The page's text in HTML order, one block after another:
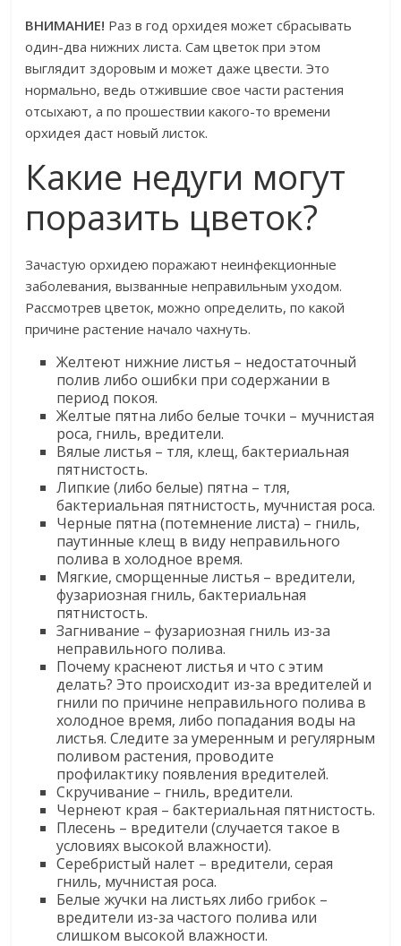
ВНИМАНИЕ! Раз в год орхидея может сбрасывать
один-два нижних листа. Сам цветок при этом
выглядит здоровым и может даже цвести. Это
нормально, ведь отжившие свое части растения
отсыхают, а по прошествии какого-то времени
орхидея даст новый листок.
Какие недуги могут
поразить цветок?
Зачастую орхидею поражают неинфекционные
заболевания, вызванные неправильным уходом.
Рассмотрев цветок, можно определить, по какой
причине растение начало чахнуть.
Желтеют нижние листья – недостаточный
полив либо ошибки при содержании в
период покоя.
Желтые пятна либо белые точки – мучнистая
роса, гниль, вредители.
Вялые листья – тля, клещ, бактериальная
пятнистость.
Липкие (либо белые) пятна – тля,
бактериальная пятнистость, мучнистая роса.
Черные пятна (потемнение листа) – гниль,
паутинные клещ в виду неправильного
полива в холодное время.
Мягкие, сморщенные листья – вредители,
фузариозная гниль, бактериальная
пятнистость.
Загнивание – фузариозная гниль из-за
неправильного полива.
Почему краснеют листья и что с этим
делать? Это происходит из-за вредителей и
гнили по причине неправильного полива в
холодное время, либо попадания воды на
листья. Следите за умеренным и регулярным
поливом растения, проводите
профилактику появления вредителей.
Скручивание – гниль, вредители.
Чернеют края – бактериальная пятнистость.
Плесень – вредители (случается такое в
условиях высокой влажности).
Серебристый налет – вредители, серая
гниль, мучнистая роса.
Белые жучки на листьях либо грибок –
вредители из-за частого полива или
слишком высокой влажности.